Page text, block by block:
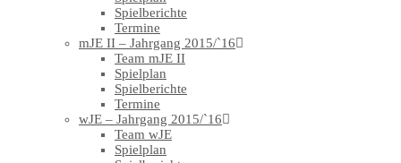
Spielberichte
Termine
mJE II – Jahrgang 2015/`16
Team mJE II
Spielplan
Spielberichte
Termine
wJE – Jahrgang 2015/`16
Team wJE
Spielplan